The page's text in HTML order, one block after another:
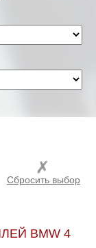
Сбросить выбор
BMW 4